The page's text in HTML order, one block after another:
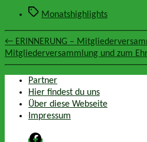
Schlagwörter
Monatshighlights
← ERINNERUNG –
Mitgliederversammlung und zum
Partner
Hier findest du uns
Über diese Webseite
Impressum
Facebook